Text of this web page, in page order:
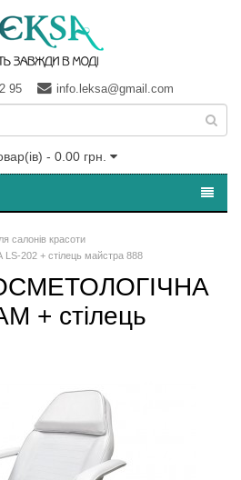
95 info.leksa@gmail.com
- 0.00 грн.
салонів красоти
202 + стілець майстра 888
+ стілець